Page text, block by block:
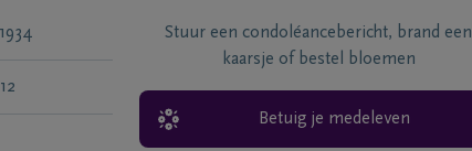
Stuur een condoléancebericht, brand een
kaarsje of bestel bloemen
Betuig je medeleven